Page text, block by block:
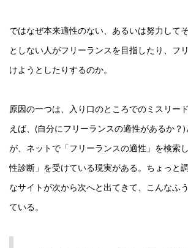
ではなぜ本来適性のない、あるいは努力して
としない人がフリーランスを目指したり、フ
けようとしたりするのか。
原因の一つは、入り口のところでのミスリー
えば、(自分にフリーランスの適性があるか？
が、ネットで「フリーランスの適性」を検索
性診断」を受けている現実がある。ちょっと
なサイトが次から次へと出てきて、こんなふ
ている。